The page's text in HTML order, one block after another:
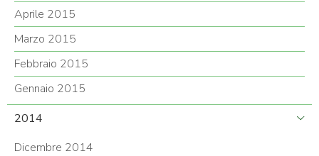
Aprile 2015
Marzo 2015
Febbraio 2015
Gennaio 2015
2014
Dicembre 2014